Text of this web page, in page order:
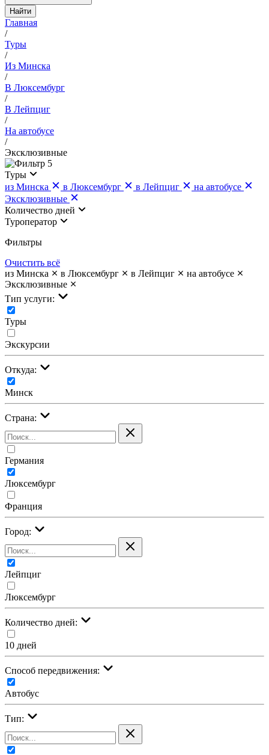
Найти
Главная
/
Туры
/
Из Минска
/
В Люксембург
/
В Лейпциг
/
На автобусе
/
Эксклюзивные
5
Туры
из Минска
в Люксембург в Лейпциг
на автобусе
Эксклюзивные
Количество дней
Туроператор
Фильтры
Очистить всё
из Минска
в Люксембург в Лейпциг
на автобусе
Эксклюзивные
Тип услуги:
Туры
Экскурсии
Откуда:
Минск
Страна:
Германия
Люксембург
Франция
Город:
Лейпциг
Люксембург
Количество дней:
10 дней
Cпособ передвижения:
Автобус
Тип: